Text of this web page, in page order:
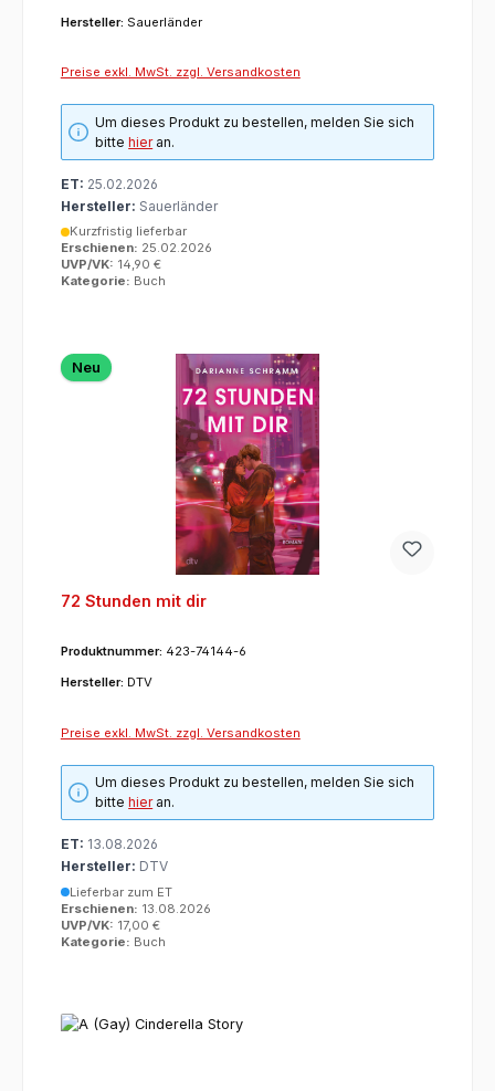
Hersteller: Sauerländer
Preise exkl. MwSt. zzgl. Versandkosten
Um dieses Produkt zu bestellen, melden Sie sich
bittehieran.
ET: 25.02.2026
Hersteller: Sauerländer
Kurzfristig lieferbar
Erschienen: 25.02.2026
UVP/VK: 14,90 €
Kategorie: Buch
Neu
72 Stunden mit dir
Produktnummer: 423-74144-6
Hersteller: DTV
Preise exkl. MwSt. zzgl. Versandkosten
Um dieses Produkt zu bestellen, melden Sie sich
bittehieran.
ET: 13.08.2026
Hersteller: DTV
Lieferbar zum ET
Erschienen: 13.08.2026
UVP/VK: 17,00 €
Kategorie: Buch